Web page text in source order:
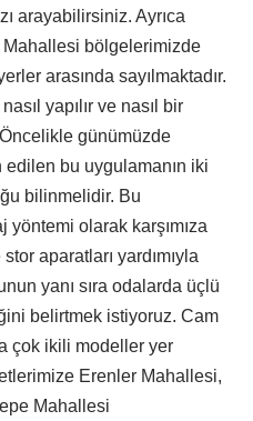
arayabilirsiniz. Ayrıca
Mahallesi bölgelerimizde
arasında sayılmaktadır.
yapılır ve nasıl bir
günümüzde
bu uygulamanın iki
bilinmelidir. Bu
olarak karşımıza
aparatları yardımıyla
yanı sıra odalarda üçlü
belirtmek istiyoruz. Cam
çok ikili modeller yer
Erenler Mahallesi,
Mahallesi